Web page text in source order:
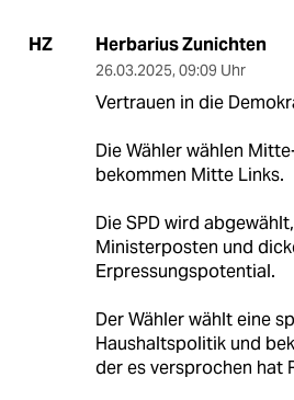
HZ Herbarius Zunichten
26.03.2025, 09:09 Uhr
Vertrauen in die
Die Wähler wählen
bekommen Mitte Links.
Die SPD wird
Ministerposten und
Erpressungspotential.
Der Wähler wählt eine
Haushaltspolitik und
der es versprochen hat